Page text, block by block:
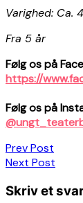
Varighed: Ca.
Fra 5 år
Følg os på
https://
Følg os på
Prev Post
Next Post
Skriv et